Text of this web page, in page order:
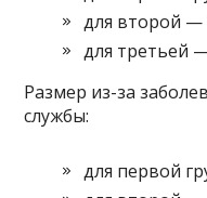
для второй —
для третьей
Размер из-за
службы:
для первой